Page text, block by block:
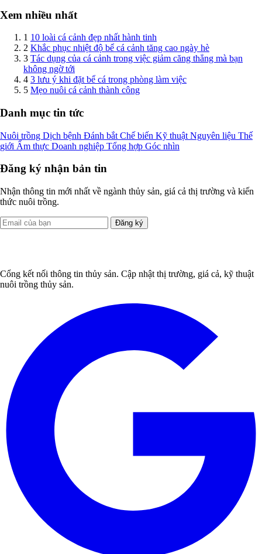
Xem nhiều nhất
1 10 loài cá cảnh đẹp nhất hành tinh
2 Khắc phục nhiệt độ bể cá cảnh tăng cao ngày hè
3 Tác dụng của cá cảnh trong việc giảm căng thẳng mà bạn
không ngờ tới
4 3 lưu ý khi đặt bể cá trong phòng làm việc
5 Mẹo nuôi cá cảnh thành công
Danh mục tin tức
Nuôi trồng Dịch bệnh Đánh bắt Chế biến Kỹ thuật Nguyên liệu Thế
giới Ẩm thực Doanh nghiệp Tổng hợp Góc nhìn
Đăng ký nhận bản tin
Nhận thông tin mới nhất về ngành thủy sản, giá cả thị trường và kiến
thức nuôi trồng.
Đăng ký
Cổng kết nối thông tin thủy sản. Cập nhật thị trường, giá cả, kỹ thuật
nuôi trồng thủy sản.